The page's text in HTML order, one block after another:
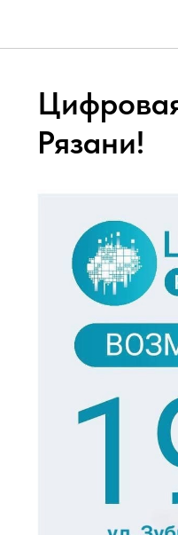
Рязани!